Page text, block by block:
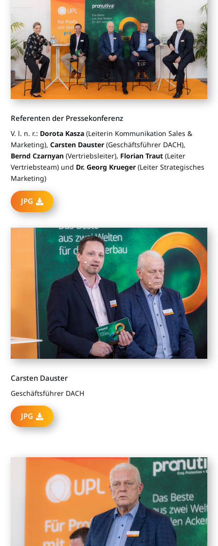
Referenten der Pressekonferenz
V. l. n. r.: Dorota Kasza (Leiterin Kommunikation Sales &
Marketing),Carsten Dauster (Geschäftsführer DACH),
Bernd Czarnyan (Vertriebsleiter), Florian Traut (Leiter
Vertriebsteam) und Dr. Georg Krueger (Leiter Strategisches
Marketing)
JPG
Carsten Dauster
Geschäftsführer DACH
JPG